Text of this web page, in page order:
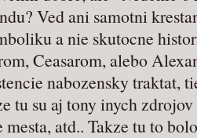
Ved ani samotni
a nie skutocne
Ceasarom, alebo
nabozensky traktat,
tu su aj tony inych
atd.. Takze tu to